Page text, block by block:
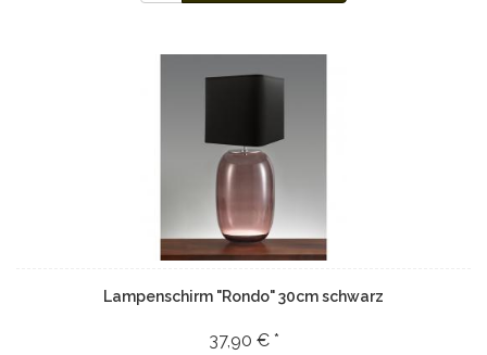
Lampenschirm "Rondo" 30cm schwarz
37,90 € *